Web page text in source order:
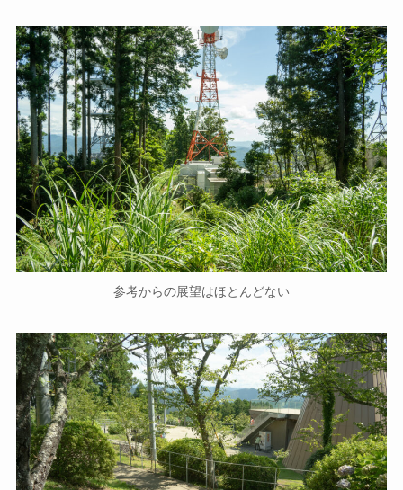
参考からの展望はほとんどない